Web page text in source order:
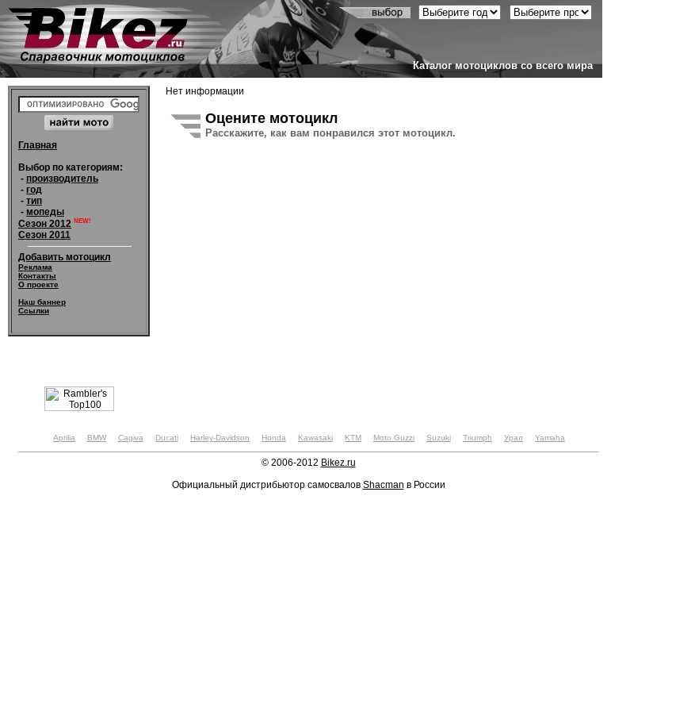
Каталог мотоциклов со всего мира
Главная
Выбор по категориям:
- производитель
- год
- тип
- мопеды
Сезон 2012 NEW!
Сезон 2011
Добавить мотоцикл
Реклама
Контакты
О проекте
Наш баннер
Ссылки
Нет информации
Оцените мотоцикл
Расскажите, как вам понравился этот мотоцикл.
Aprilia BMW Cagiva Ducati Harley-Davidson Honda Kawasaki KTM Moto Guzzi Suzuki Triumph Урал Yamaha
© 2006-2012 Bikez.ru
Официальный дистрибьютор самосвалов Shacman в России